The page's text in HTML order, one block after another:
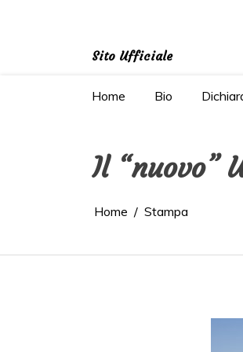
Sito Ufficiale
Home Bio
Il “nuovo”
Home Stampa